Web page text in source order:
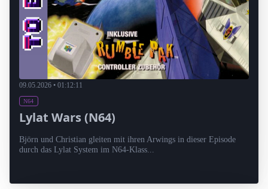
09.05.2026 • 01:12:11
N64
Lylat Wars (N64)
Björn und Christian gleiten mit ihren Arwings in dieser Episode
durch das Lylat System im N64-Klass...